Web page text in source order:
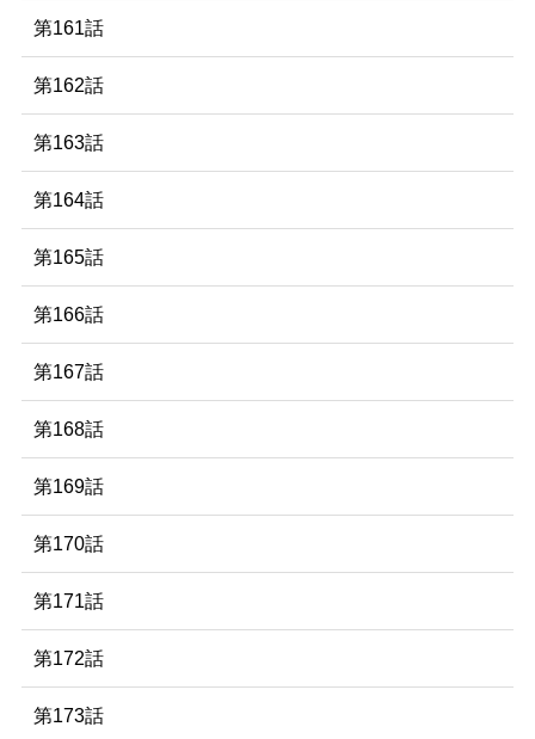
第161話
第162話
第163話
第164話
第165話
第166話
第167話
第168話
第169話
第170話
第171話
第172話
第173話